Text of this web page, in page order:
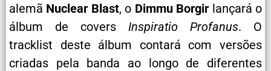
alemã Nuclear Blast, o Dimmu Borgir lançará o
álbum de covers Inspiratio Profanus. O
tracklist deste álbum contará com versões
criadas pela banda ao longo de diferentes